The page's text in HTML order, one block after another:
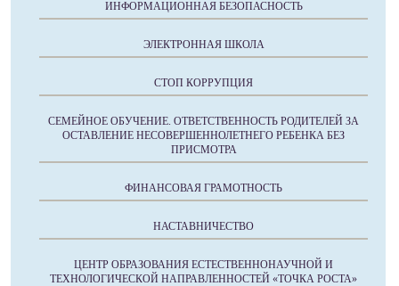
ИНФОРМАЦИОННАЯ БЕЗОПАСНОСТЬ
ЭЛЕКТРОННАЯ ШКОЛА
СТОП КОРРУПЦИЯ
СЕМЕЙНОЕ ОБУЧЕНИЕ. ОТВЕТСТВЕННОСТЬ РОДИТЕЛЕЙ ЗА
ОСТАВЛЕНИЕ НЕСОВЕРШЕННОЛЕТНЕГО РЕБЕНКА БЕЗ
ПРИСМОТРА
ФИНАНСОВАЯ ГРАМОТНОСТЬ
НАСТАВНИЧЕСТВО
ЦЕНТР ОБРАЗОВАНИЯ ЕСТЕСТВЕННОНАУЧНОЙ И
ТЕХНОЛОГИЧЕСКОЙ НАПРАВЛЕННОСТЕЙ «ТОЧКА РОСТА»